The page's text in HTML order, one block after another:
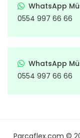
WhatsApp
0554 997 66 66
WhatsApp
0554 997 66 66
Parcaflex.com ©